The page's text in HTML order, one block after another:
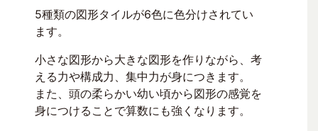
5種類の図形タイルが6色に色分けされてい
ます。
小さな図形から大きな図形を作りながら、考
える力や構成力、集中力が身につきます。
また、頭の柔らかい幼い頃から図形の感覚を
身につけることで算数にも強くなります。